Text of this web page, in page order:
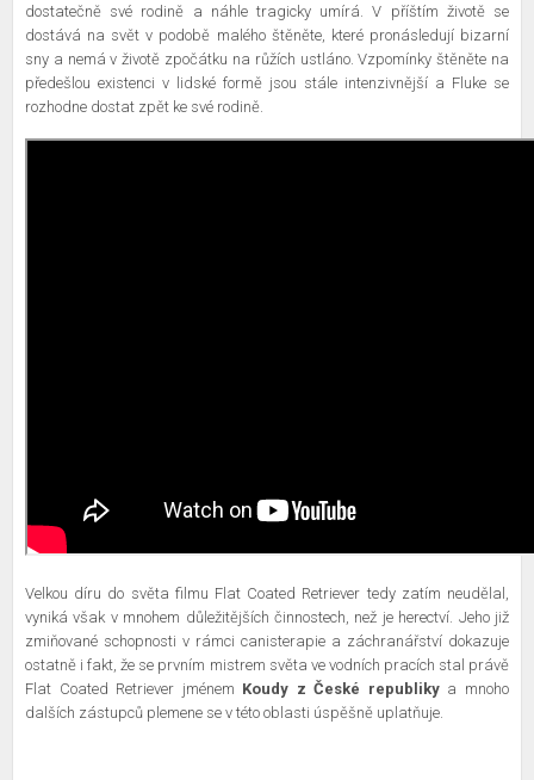
dostatečně své rodině a náhle tragicky umírá. V příštím životě se
dostává na svět v podobě malého štěněte, které pronásledují bizarní
sny a nemá v životě zpočátku na růžích ustláno. Vzpomínky štěněte na
předešlou existenci v lidské formě jsou stále intenzivnější a Fluke se
rozhodne dostat zpět ke své rodině.
Velkou díru do světa filmu Flat Coated Retriever tedy zatím neudělal,
vyniká však v mnohem důležitějších činnostech, než je herectví. Jeho již
zmiňované schopnosti v rámci canisterapie a záchranářství dokazuje
ostatně i fakt, že se prvním mistrem světa ve vodních pracích stal právě
Flat Coated Retriever jménem Koudy z České republikya mnoho
dalších zástupců plemene se v této oblasti úspěšně uplatňuje.